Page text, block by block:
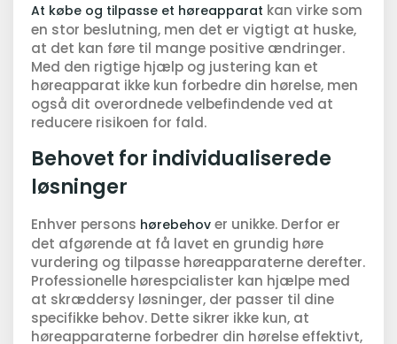
At købe og tilpasse et høreapparat kan virke som
en stor beslutning, men det er vigtigt at huske,
at det kan føre til mange positive ændringer.
Med den rigtige hjælp og justering kan et
høreapparat ikke kun forbedre din hørelse, men
også dit overordnede velbefindende ved at
reducere risikoen for fald.
Behovet for individualiserede
løsninger
Enhver persons hørebehov er unikke. Derfor er
det afgørende at få lavet en grundig høre
vurdering og tilpasse høreapparaterne derefter.
Professionelle hørespcialister kan hjælpe med
at skræddersy løsninger, der passer til dine
specifikke behov. Dette sikrer ikke kun, at
høreapparaterne forbedrer din hørelse effektivt,